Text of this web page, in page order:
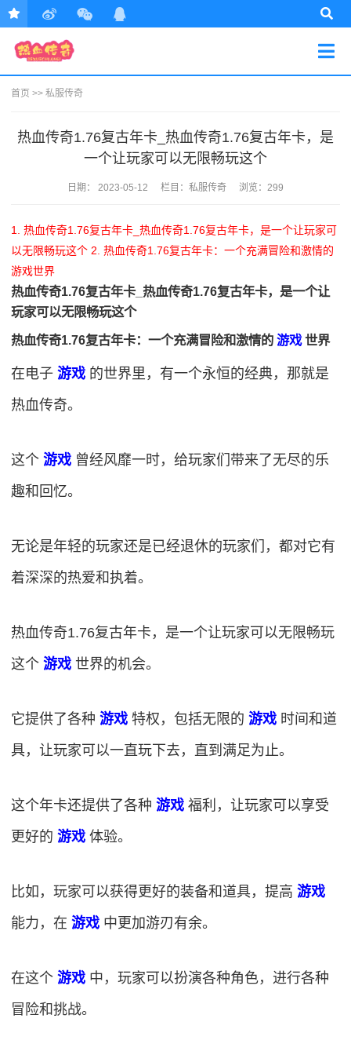
首页 >> 私服传奇
热血传奇1.76复古年卡_热血传奇1.76复古年卡，是
一个让玩家可以无限畅玩这个
日期： 2023-05-12 栏目： 私服传奇 浏览：299
1. 热血传奇1.76复古年卡_热血传奇1.76复古年卡，是一个让玩家可
以无限畅玩这个 2. 热血传奇1.76复古年卡：一个充满冒险和激情的
游戏世界
热血传奇1.76复古年卡_热血传奇1.76复古年卡，是一个让
玩家可以无限畅玩这个
热血传奇1.76复古年卡：一个充满冒险和激情的 游戏世界
在电子 游戏 的世界里，有一个永恒的经典，那就是
热血传奇。
这个 游戏 曾经风靡一时，给玩家们带来了无尽的乐
趣和回忆。
无论是年轻的玩家还是已经退休的玩家们，都对它有
着深深的热爱和执着。
热血传奇1.76复古年卡，是一个让玩家可以无限畅玩
这个 游戏 世界的机会。
它提供了各种 游戏 特权，包括无限的 游戏 时间和道
具，让玩家可以一直玩下去，直到满足为止。
这个年卡还提供了各种 游戏 福利，让玩家可以享受
更好的 游戏 体验。
比如，玩家可以获得更好的装备和道具，提高 游戏
能力，在 游戏 中更加游刃有余。
在这个 游戏 中，玩家可以扮演各种角色，进行各种
冒险和挑战。